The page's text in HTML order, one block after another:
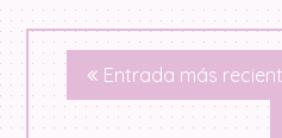
Entrada más